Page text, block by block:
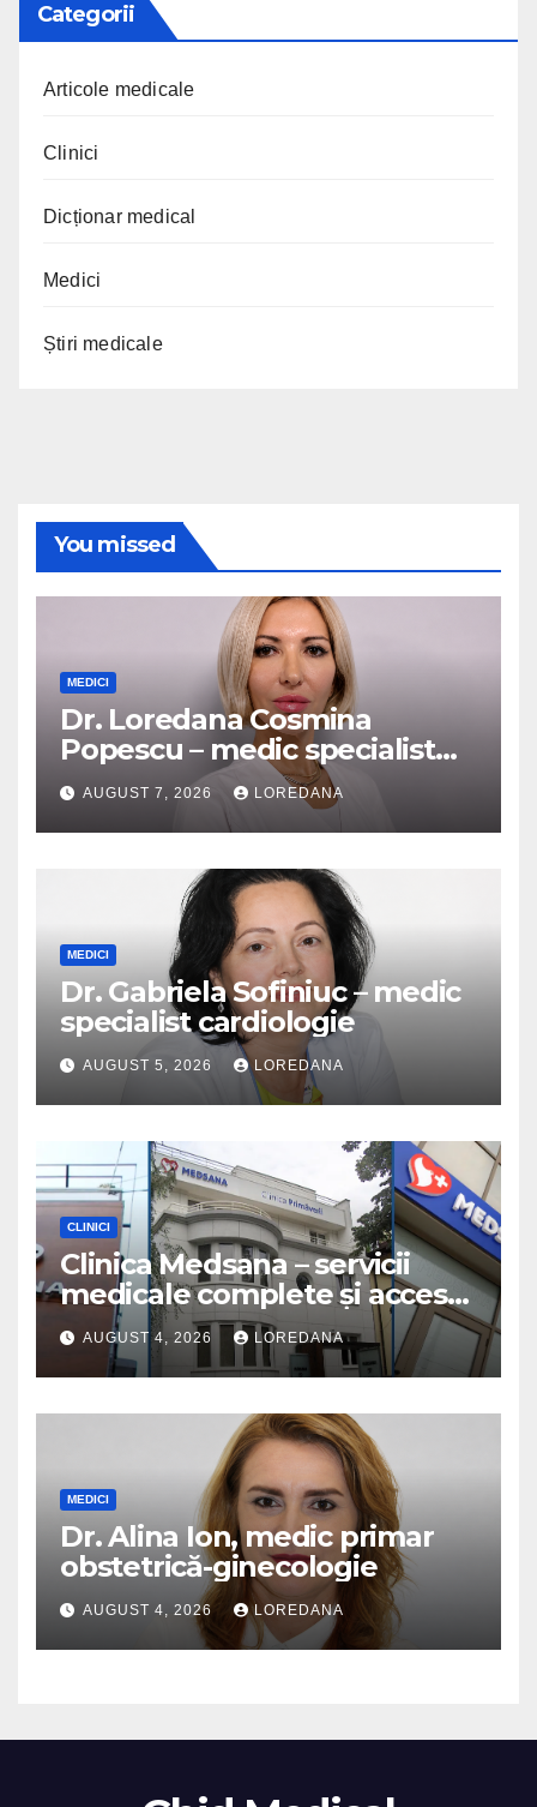
Categorii
Articole medicale
Clinici
Dicționar medical
Medici
Știri medicale
You missed
MEDICI
Dr. Loredana Cosmina
Popescu – medic specialist
dermatologie
AUGUST 7, 2026 LOREDANA
MEDICI
Dr. Gabriela Sofiniuc – medic
specialist cardiologie
AUGUST 5, 2026 LOREDANA
CLINICI
Clinica Medsana – servicii
medicale complete și acces
la specialiști cu experiență
AUGUST 4, 2026 LOREDANA
MEDICI
Dr. Alina Ion, medic primar
obstetrică-ginecologie
AUGUST 4, 2026 LOREDANA